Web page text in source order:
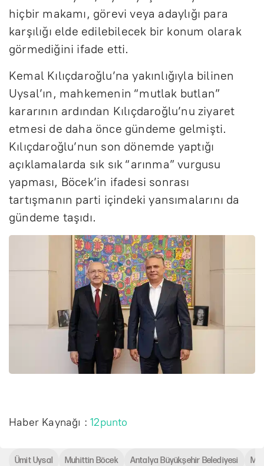
hiçbir makamı, görevi veya adaylığı para
karşılığı elde edilebilecek bir konum olarak
görmediğini ifade etti.
Kemal Kılıçdaroğlu’na yakınlığıyla bilinen
Uysal’ın, mahkemenin “mutlak butlan”
kararının ardından Kılıçdaroğlu’nu ziyaret
etmesi de daha önce gündeme gelmişti.
Kılıçdaroğlu’nun son dönemde yaptığı
açıklamalarda sık sık “arınma” vurgusu
yapması, Böcek’in ifadesi sonrası
tartışmanın parti içindeki yansımalarını da
gündeme taşıdı.
Haber Kaynağı :12punto
Ümit Uysal Muhittin Böcek Antalya Büyükşehir Belediyesi